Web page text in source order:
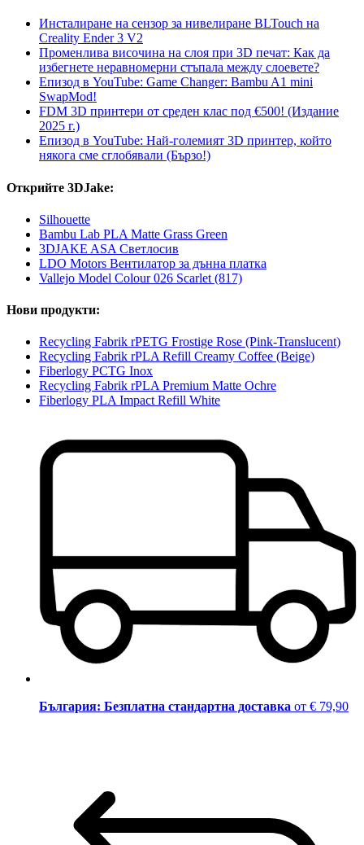
Инсталиране на сензор за нивелиране BLTouch на
Creality Ender 3 V2
Променлива височина на слоя при 3D печат: Как да
избегнете неравномерни стъпала между слоевете?
Епизод в YouTube: Game Changer: Bambu A1 mini
SwapMod!
FDM 3D принтери от среден клас под €500! (Издание
2025 г.)
Епизод в YouTube: Най-големият 3D принтер, който
някога сме сглобявали (Бързо!)
Открийте 3DJake:
Silhouette
Bambu Lab PLA Matte Grass Green
3DJAKE ASA Светлосив
LDO Motors Вентилатор за дънна платка
Vallejo Model Colour 026 Scarlet (817)
Нови продукти:
Recycling Fabrik rPETG Frostige Rose (Pink-Translucent)
Recycling Fabrik rPLA Refill Creamy Coffee (Beige)
Fiberlogy PCTG Inox
Recycling Fabrik rPLA Premium Matte Ochre
Fiberlogy PLA Impact Refill White
България: Безплатна стандартна доставка от € 79,90